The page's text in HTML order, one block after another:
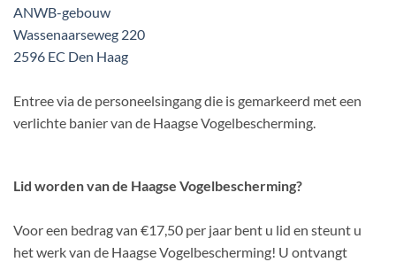
ANWB-gebouw
Wassenaarseweg 220
2596 EC Den Haag
Entree via de personeelsingang die is gemarkeerd met een
verlichte banier van de Haagse Vogelbescherming.
Lid worden van de Haagse Vogelbescherming?
Voor een bedrag van €17,50 per jaar bent u lid en steunt u
het werk van de Haagse Vogelbescherming! U ontvangt